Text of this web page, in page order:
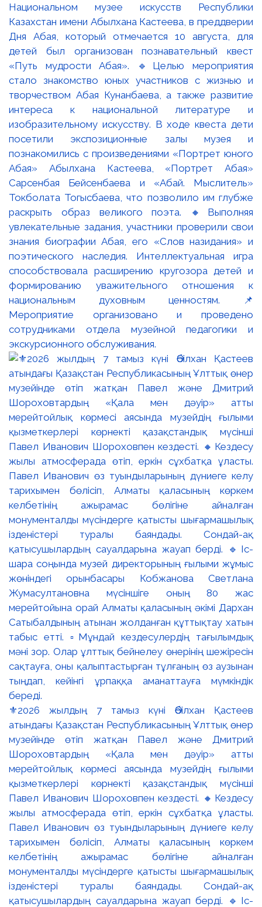
Национальном музее искусств Республики
Казахстан имени Абылхана Кастеева, в преддверии
Дня Абая, который отмечается 10 августа, для
детей был организован познавательный квест
«Путь мудрости Абая». 🔹Целью мероприятия
стало знакомство юных участников с жизнью и
творчеством Абая Кунанбаева, а также развитие
интереса к национальной литературе и
изобразительному искусству. В ходе квеста дети
посетили экспозиционные залы музея и
познакомились с произведениями «Портрет юного
Абая» Абылхана Кастеева, «Портрет Абая»
Сарсенбая Бейсенбаева и «Абай. Мыслитель»
Токболата Тогысбаева, что позволило им глубже
раскрыть образ великого поэта. 🔸Выполняя
увлекательные задания, участники проверили свои
знания биографии Абая, его «Слов назидания» и
поэтического наследия. Интеллектуальная игра
способствовала расширению кругозора детей и
формированию уважительного отношения к
национальным духовным ценностям. 📌
Мероприятие организовано и проведено
сотрудниками отдела музейной педагогики и
экскурсионного обслуживания.
⚜️2026 жылдың 7 тамыз күні Әбілхан Қастеев
атындағы Қазақстан Республикасының Ұлттық өнер
музейінде өтіп жатқан Павел және Дмитрий
Шороховтардың «Қала мен дәуір» атты
мерейтойлық көрмесі аясында музейдің ғылыми
қызметкерлері көрнекті қазақстандық мүсінші
Павел Иванович Шороховпен кездесті. 🔸Кездесу
жылы атмосферада өтіп, еркін сұхбатқа ұласты.
Павел Иванович өз туындыларының дүниеге келу
тарихымен бөлісіп, Алматы қаласының көркем
келбетінің ажырамас бөлігіне айналған
монументалды мүсіндерге қатысты шығармашылық
ізденістері туралы баяндады. Сондай-ақ
қатысушылардың сауалдарына жауап берді. 🔹Іс-